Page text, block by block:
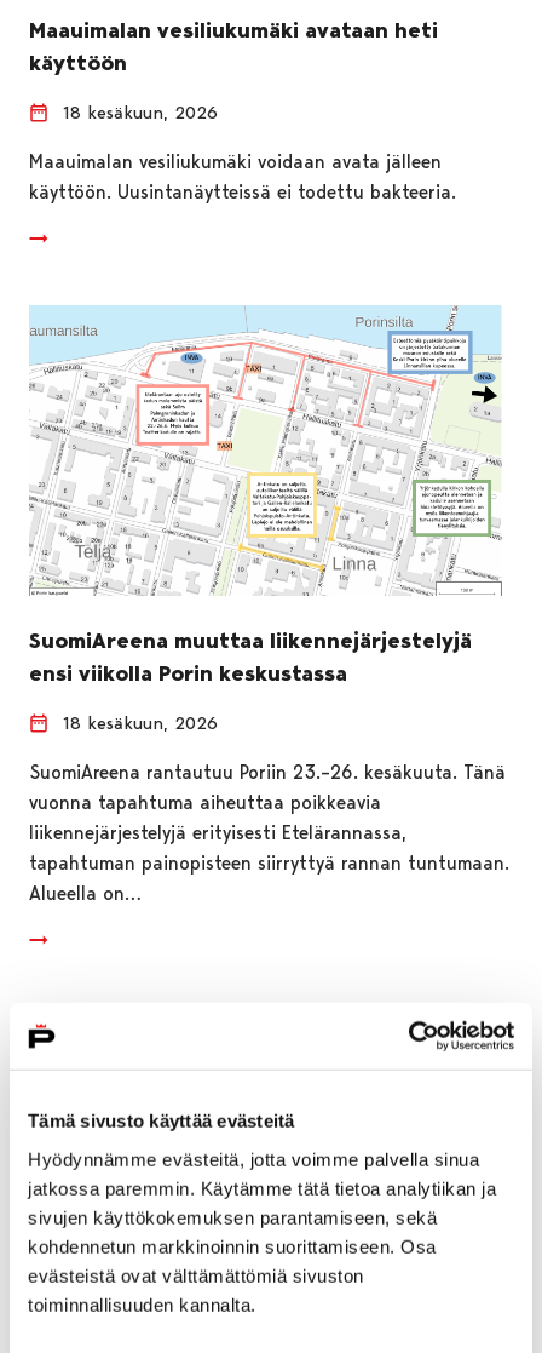
Tämä sivusto käyttää evästeitä
Hyödynnämme evästeitä, jotta voimme palvella sinua
jatkossa paremmin. Käytämme tätä tietoa analytiikan ja
sivujen käyttökokemuksen parantamiseen, sekä
kohdennetun markkinoinnin suorittamiseen. Osa
evästeistä ovat välttämättömiä sivuston
toiminnallisuuden kannalta.
Maauimalan vesiliukumäki avataan heti
käyttöön
18 kesäkuun, 2026
Maauimalan vesiliukumäki voidaan avata jälleen
käyttöön. Uusintanäytteissä ei todettu bakteeria.
SuomiAreena muuttaa liikennejärjestelyjä
ensi viikolla Porin keskustassa
18 kesäkuun, 2026
SuomiAreena rantautuu Poriin 23.–26. kesäkuuta. Tänä
vuonna tapahtuma aiheuttaa poikkeavia
liikennejärjestelyjä erityisesti Etelärannassa,
tapahtuman painopisteen siirryttyä rannan tuntumaan.
Alueella on…